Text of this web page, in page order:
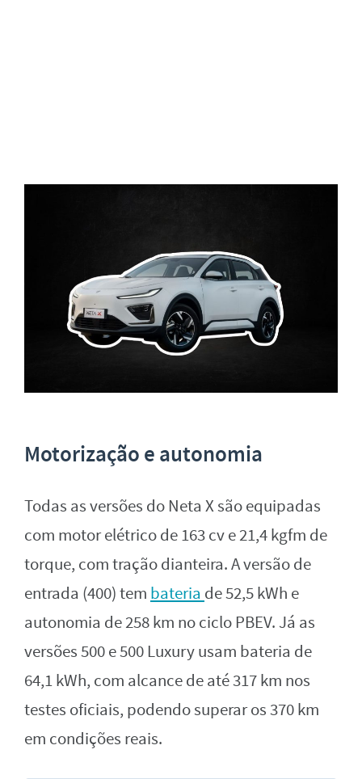
Motorização e autonomia
Todas as versões do Neta X são equipadas
com motor elétrico de 163 cv e 21,4 kgfm de
torque, com tração dianteira. A versão de
entrada (400) tem bateria de 52,5 kWh e
autonomia de 258 km no ciclo PBEV. Já as
versões 500 e 500 Luxury usam bateria de
64,1 kWh, com alcance de até 317 km nos
testes oficiais, podendo superar os 370 km
em condições reais.